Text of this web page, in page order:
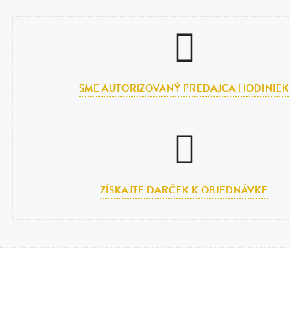
SME AUTORIZOVANÝ PREDAJCA HODINIEK
ZÍSKAJTE DARČEK K OBJEDNÁVKE